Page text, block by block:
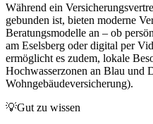
Während ein
gebunden ist, bieten moderne
Beratungsmodelle an – ob
am Eselsberg oder digital per
ermöglicht es zudem, lokale
Hochwasserzonen an Blau und
Wohngebäudeversicherung).
💡Gut zu wissen